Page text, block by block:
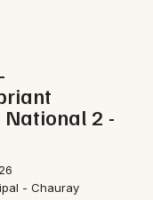
2 -
- Chauray